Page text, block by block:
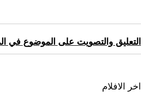
التعليق والتصويت على الموضوع في
اخر الافلام